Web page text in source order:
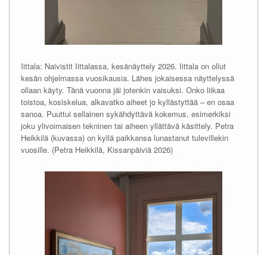
Iittala: Naivistit Iittalassa, kesänäyttely 2026. Iittala on ollut
kesän ohjelmassa vuosikausia. Lähes jokaisessa näyttelyssä
ollaan käyty. Tänä vuonna jäi jotenkin vaisuksi. Onko liikaa
toistoa, kosiskelua, alkavatko aiheet jo kyllästyttää – en osaa
sanoa. Puuttui sellainen sykähdyttävä kokemus, esimerkiksi
joku ylivoimaisen tekninen tai aiheen yllättävä käsittely. Petra
Heikkilä (kuvassa) on kyllä paikkansa lunastanut tulevillekin
vuosille. (Petra Heikkilä, Kissanpäiviä 2026)